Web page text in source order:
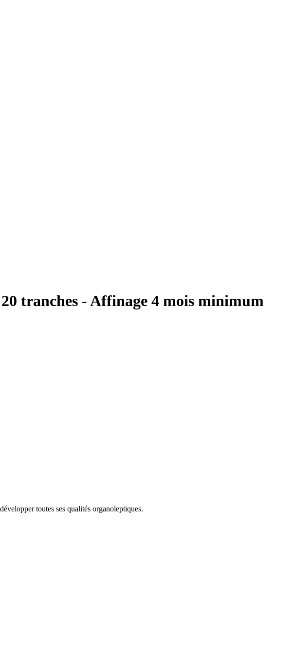
tranches - Affinage 4 mois minimum
toutes ses qualités organoleptiques.